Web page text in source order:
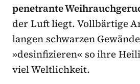
penetrante
der Luft liegt. Vollbärtige
langen schwarzen
»desinfizieren« so ihre
viel Weltlichkeit.